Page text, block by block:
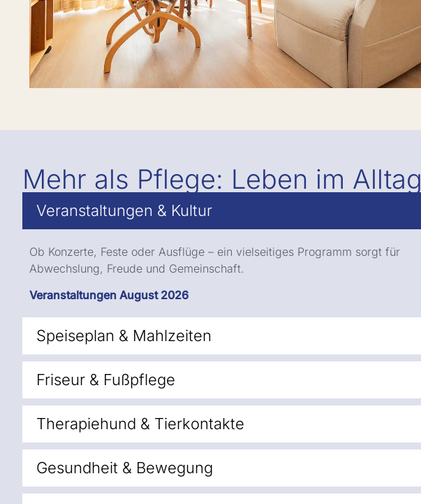
Mehr als Pflege: Leben im Alltag
Veranstaltungen & Kultur
Ob Konzerte, Feste oder Ausflüge – ein vielseitiges Programm sorgt für
Abwechslung, Freude und Gemeinschaft.
Veranstaltungen August 2026
Speiseplan & Mahlzeiten
Friseur & Fußpflege
Therapiehund & Tierkontakte
Gesundheit & Bewegung